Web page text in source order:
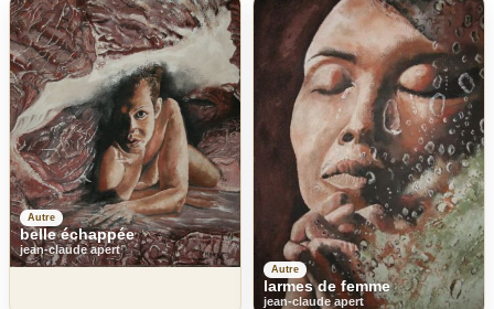
Autre
belle échappée
jean-claude apert
Autre
larmes de femme
jean-claude apert